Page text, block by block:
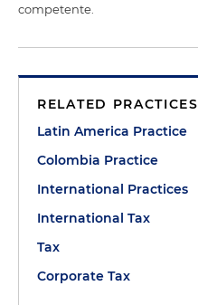
competente.
RELATED PRACTICES
Latin America Practice
Colombia Practice
International Practices
International Tax
Tax
Corporate Tax